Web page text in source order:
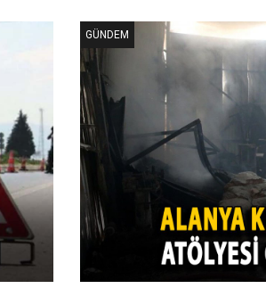
GÜNDEM